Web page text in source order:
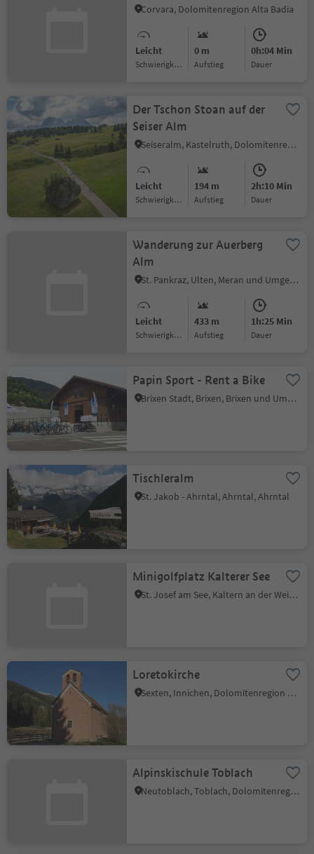
Corvara, Dolomitenregion Alta Badia
Leicht
Schwierigkeitsgrad
0 m
Aufstieg
0h:04 Min
Dauer
Der Tschon Stoan auf der
Seiser Alm
Seiseralm, Kastelruth, Dolomitenregion Seiser Alm
Leicht
Schwierigkeitsgrad
194 m
Aufstieg
2h:10 Min
Dauer
Wanderung zur Auerberg
Alm
St. Pankraz, Ulten, Meran und Umgebung
Leicht
Schwierigkeitsgrad
433 m
Aufstieg
1h:25 Min
Dauer
Papin Sport - Rent a Bike
Brixen Stadt, Brixen, Brixen und Umgebung
Tischleralm
St. Jakob - Ahrntal, Ahrntal, Ahrntal
Minigolfplatz Kalterer See
St. Josef am See, Kaltern an der Weinstraße, Südtiroler Weinstraße
Loretokirche
Sexten, Innichen, Dolomitenregion 3 Zinnen
Alpinskischule Toblach
Neutoblach, Toblach, Dolomitenregion 3 Zinnen